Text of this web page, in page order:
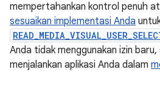
mempertahankan kontrol penuh
sesuaikan implementasi Anda
Anda tidak menggunakan izin
menjalankan aplikasi Anda dalam